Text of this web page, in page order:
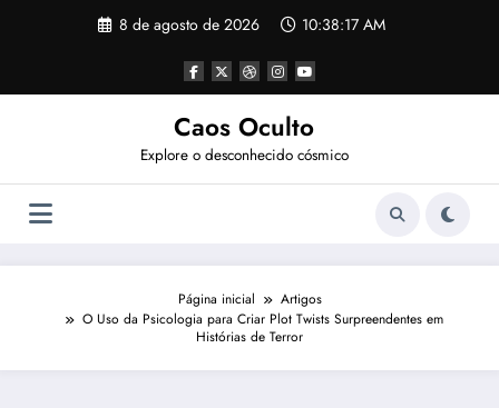
8 de agosto de 2026 10:38:18 AM
Caos Oculto
Explore o desconhecido cósmico
Página inicial
Artigos
O Uso da Psicologia para Criar Plot Twists Surpreendentes em
Histórias de Terror